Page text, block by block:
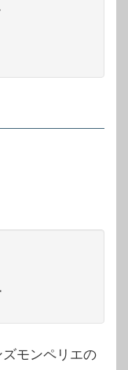
モンペリエの